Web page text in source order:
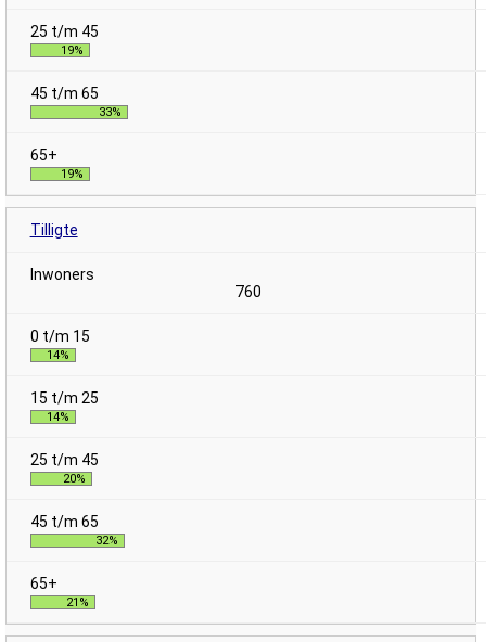
19%
33%
19%
Tilligte
760
14%
14%
20%
32%
21%